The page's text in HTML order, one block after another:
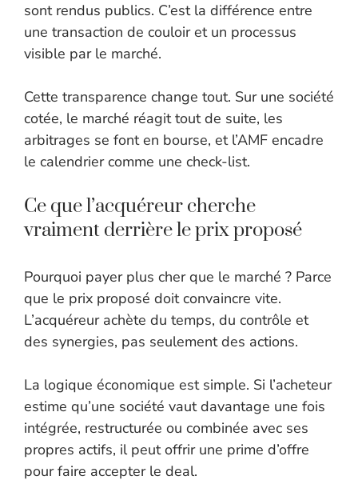
sont rendus publics. C’est la différence entre
une transaction de couloir et un processus
visible par le marché.
Cette transparence change tout. Sur une société
cotée, le marché réagit tout de suite, les
arbitrages se font en bourse, et l’AMF encadre
le calendrier comme une check-list.
Ce que l’acquéreur cherche
vraiment derrière le prix proposé
Pourquoi payer plus cher que le marché ? Parce
que le prix proposé doit convaincre vite.
L’acquéreur achète du temps, du contrôle et
des synergies, pas seulement des actions.
La logique économique est simple. Si l’acheteur
estime qu’une société vaut davantage une fois
intégrée, restructurée ou combinée avec ses
propres actifs, il peut offrir une prime d’offre
pour faire accepter le deal.